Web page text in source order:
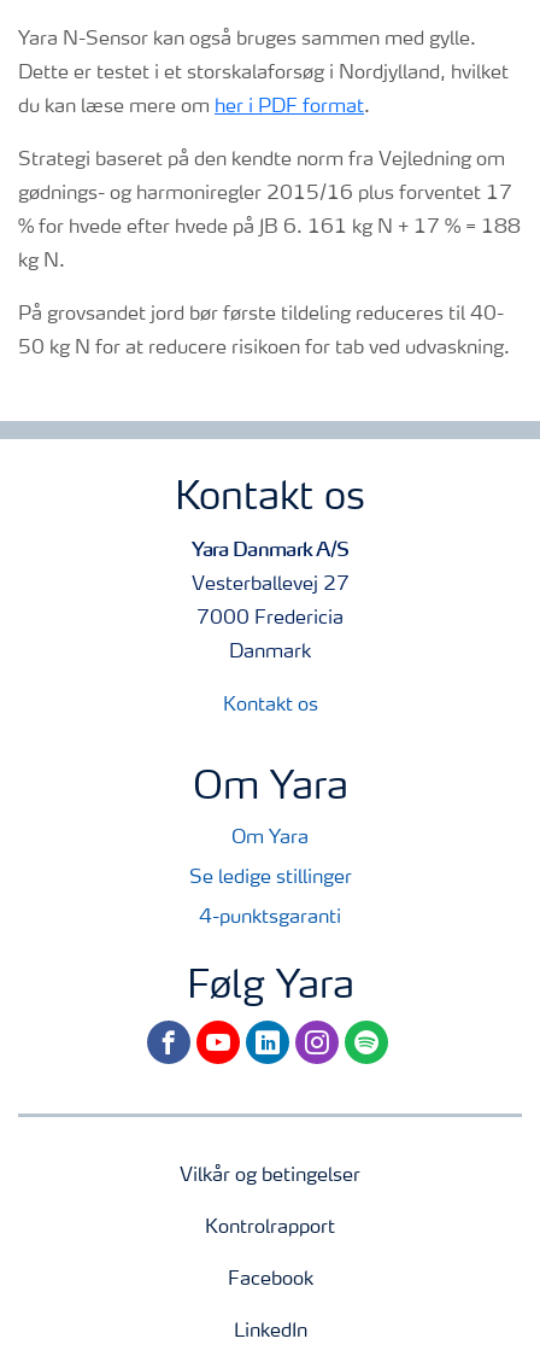
Yara N-Sensor kan også bruges sammen med gylle.
Dette er testet i et storskalaforsøg i Nordjylland, hvilket
du kan læse mere om her i PDF format.
Strategi baseret på den kendte norm fra Vejledning om
gødnings- og harmoniregler 2015/16 plus forventet 17
% for hvede efter hvede på JB 6. 161 kg N + 17 % = 188
kg N.
På grovsandet jord bør første tildeling reduceres til 40-
50 kg N for at reducere risikoen for tab ved udvaskning.
Kontakt os
Yara Danmark A/S
Vesterballevej 27
7000 Fredericia
Danmark
Kontakt os
Om Yara
Om Yara
Se ledige stillinger
4-punktsgaranti
Følg Yara
facebookyoutubelinkedininstagram
spotify
Vilkår og betingelser
Kontrolrapport
Facebook
LinkedIn